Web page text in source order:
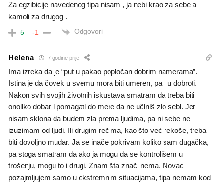
Za egzibicije navedenog tipa nisam , ja nebi krao za sebe a
kamoli za drugog .
5 -1 Odgovori
Helena 7 godine prije
Ima izreka da je “put u pakao popločan dobrim namerama”.
Istina je da čovek u svemu mora biti umeren, pa i u dobroti.
Nakon svih svojih životnih iskustava smatram da treba biti
onoliko dobar i pomagati do mere da ne učiniš zlo sebi. Jer
nisam sklona da budem zla prema ljudima, pa ni sebe ne
izuzimam od ljudi. Ili drugim rečima, kao što već rekoše, treba
biti dovoljno mudar. Ja se inače pokrivam koliko sam dugačka,
pa stoga smatram da ako ja mogu da se kontrolišem u
trošenju, mogu to i drugi. Znam šta znači nema. Novac
pozajmljujem samo u ekstremnim situacijama, tipa nemam kod